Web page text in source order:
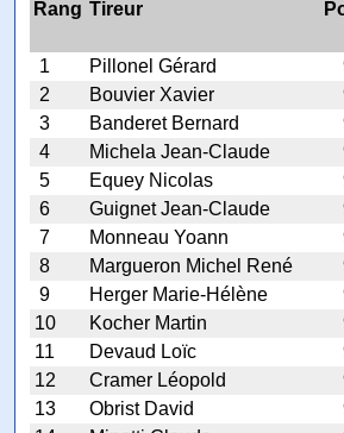
Rang Tireur
1 Pillonel Gérard
2
Bouvier Xavier
3
Banderet Bernard
4
Michela Jean-Claude
5
Equey Nicolas
6
Guignet Jean-Claude
7
Monneau Yoann
8
Margueron Michel René
9
Herger Marie-Hélène
10
Kocher Martin
11
Devaud Loïc
12
Cramer Léopold
13
Obrist David